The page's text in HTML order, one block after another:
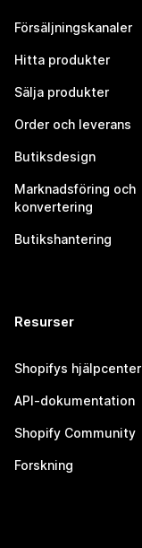
Försäljningskanaler
Hitta produkter
Sälja produkter
Order och leverans
Butiksdesign
Marknadsföring och
konvertering
Butikshantering
Resurser
Shopifys hjälpcenter
API-dokumentation
Shopify Community
Forskning